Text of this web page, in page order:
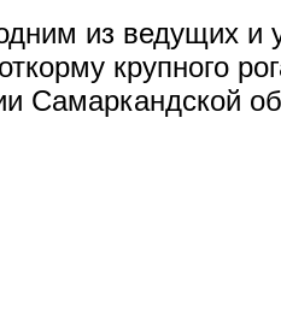
из ведущих и
крупного
Самаркандской